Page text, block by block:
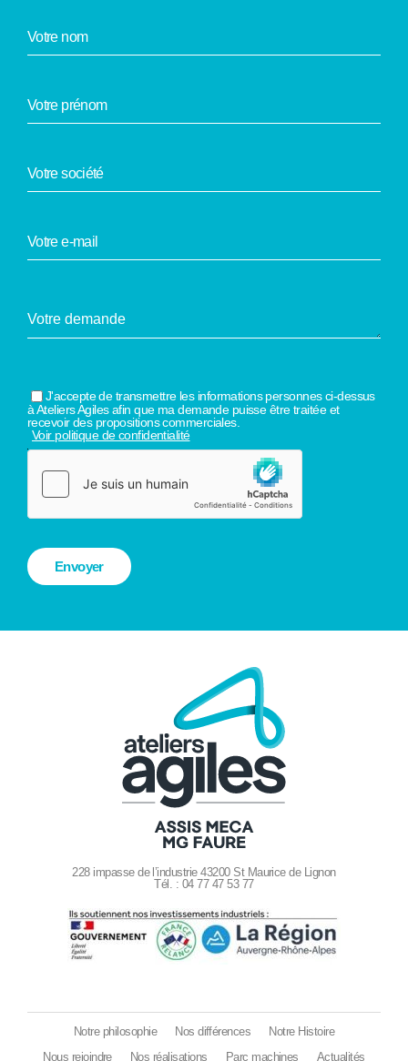
J'accepte de transmettre les informations personnes ci-dessus
à Ateliers Agiles afin que ma demande puisse être traitée et
recevoir des propositions commerciales.
Voir politique de confidentialité
228 impasse de l’industrie 43200 St Maurice de Lignon
Tél. : 04 77 47 53 77
Notre philosophie Nos différences
Notre Histoire
Nous rejoindre
Nos réalisations Parc machines Actualités